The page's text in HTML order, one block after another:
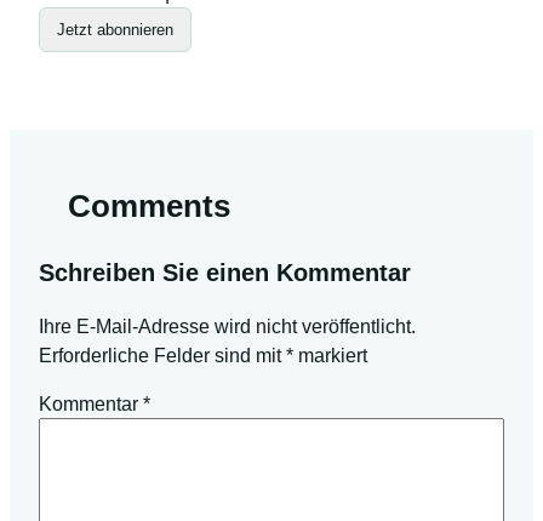
Jetzt abonnieren
Comments
Schreiben Sie einen Kommentar
Ihre E-Mail-Adresse wird nicht veröffentlicht.
Erforderliche Felder sind mit* markiert
Kommentar *